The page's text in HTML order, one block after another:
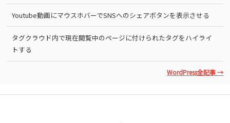
Youtube動画にマウスホバーでSNSへのシェアボタンを表示させる
タグクラウド内で現在閲覧中のページに付けられたタグをハイライ
トする
WordPress全記事 →